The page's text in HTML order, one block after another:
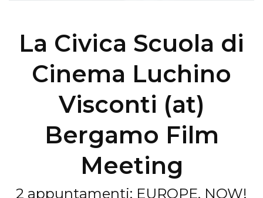
La Civica Scuola di
Cinema Luchino
Visconti (at)
Bergamo Film
Meeting
2 appuntamenti: EUROPE, NOW!